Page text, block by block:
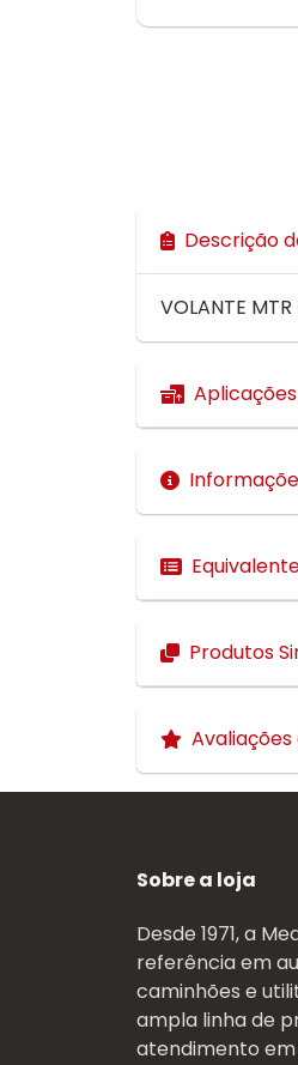
Descrição
VOLANTE
Produtos
Sobre a loja
Desde 1971, a
referência em
caminhões e
ampla linha de
atendimento em